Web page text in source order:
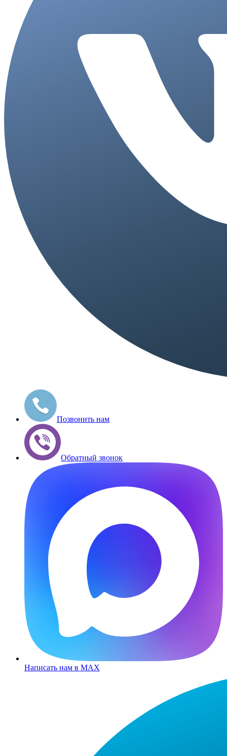
Позвонить нам
Обратный звонок
Написать нам в MAX